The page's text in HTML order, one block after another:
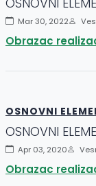
Mar 30, 2022
Obrazac
OSNOVNI
OSNOVNI
Apr 03, 2020
Obrazac